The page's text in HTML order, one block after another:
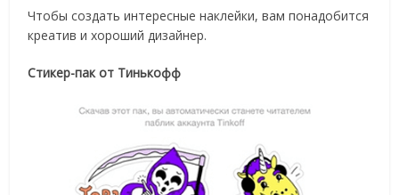
Чтобы создать интересные наклейки, вам понадобится
креатив и хороший дизайнер.
Стикер-пак от Тинькофф